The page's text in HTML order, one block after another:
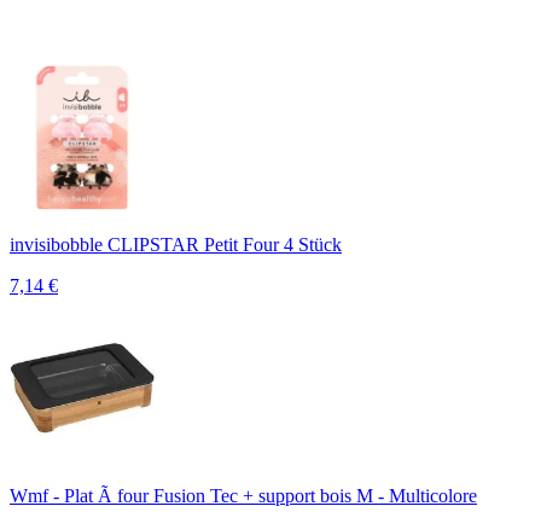
invisibobble CLIPSTAR Petit Four 4 Stück
7,14 €
Wmf - Plat Ã four Fusion Tec + support bois M - Multicolore